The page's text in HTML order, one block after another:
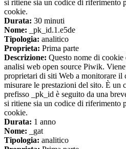
si ritiene sia un codice di riferimento
cookie.
Durata: 30 minuti
Nome: _pk_id.1.e5de
Tipologia: analitico
Proprieta: Prima parte
Descrizione: Questo nome di cookie
analisi web open source Piwik.
proprietari di siti Web a monitorare il
misurare le prestazioni del sito. È
prefisso _pk_id è seguito da una
si ritiene sia un codice di riferimento
cookie.
Durata: 1 anno
Nome: _gat
Tipologia: analitico